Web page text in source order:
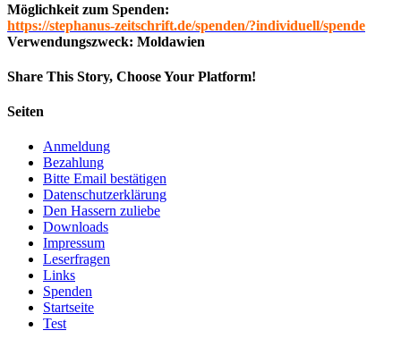
Möglichkeit zum Spenden:
https://stephanus-zeitschrift.de/spenden/?individuell/spende
Verwendungszweck: Moldawien
Share This Story, Choose Your Platform!
Facebook
Twitter
LinkedIn
Reddit
Whatsapp
Google+
Tumblr
Pinterest
Vk
Email
Seiten
Anmeldung
Bezahlung
Bitte Email bestätigen
Datenschutzerklärung
Den Hassern zuliebe
Downloads
Impressum
Leserfragen
Links
Spenden
Startseite
Test